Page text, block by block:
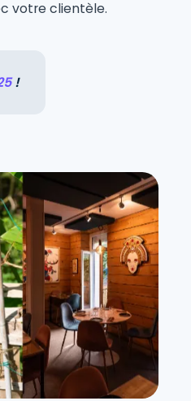
votre clientèle.
!